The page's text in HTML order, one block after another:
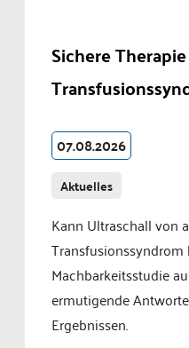
Sichere
07.08.2026
Aktuelles
Kann Ultraschall von
Machbarkeitsstudie
ermutigende
Ergebnissen.